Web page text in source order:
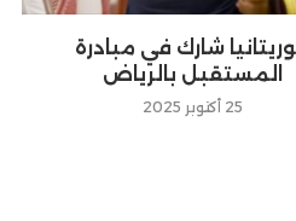
شارك في مبادرة
المستقبل بالرياض
25 أكتوبر 2025